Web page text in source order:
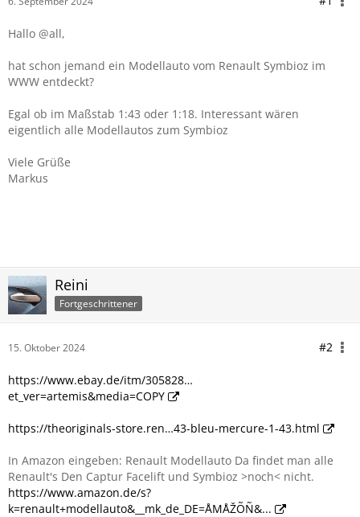
Hallo @all,
hat schon jemand ein Modellauto vom Renault Symbioz im
WWW entdeckt?
Egal ob im Maßstab 1:43 oder 1:18. Interessant wären
eigentlich alle Modellautos zum Symbioz
Viele Grüße
Markus
Reini
Fortgeschrittener
15. Oktober 2024 #2
https://www.ebay.de/itm/305828…
et_ver=artemis&media=COPY
https://theoriginals-store.ren…43-bleu-mercure-1-43.html
In Amazon eingeben: Renault Modellauto Da findet man alle
Renault's Den Captur Facelift und Symbioz >noch< nicht.
https://www.amazon.de/s?
k=renault+modellauto&__mk_de_DE=ÅMÅŽÕÑ&...